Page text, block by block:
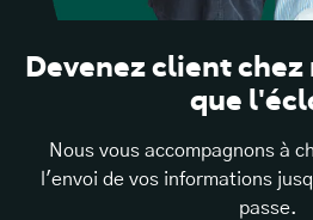
Devenez client
que
Nous vous accompagnons à
l'envoi de vos informations
passe.